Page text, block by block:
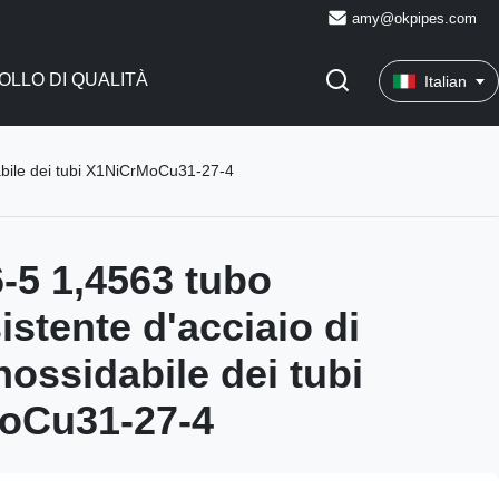
amy@okpipes.com
DI QUALITÀ Italian
dei tubi X1NiCrMoCu31-27-4
5 1,4563 tubo
d'acciaio di
dei tubi
27-4